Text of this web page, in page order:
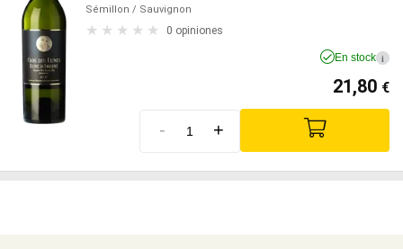
Sémillon / Sauvignon
0 opiniones
En stock i
21,80 €
- +